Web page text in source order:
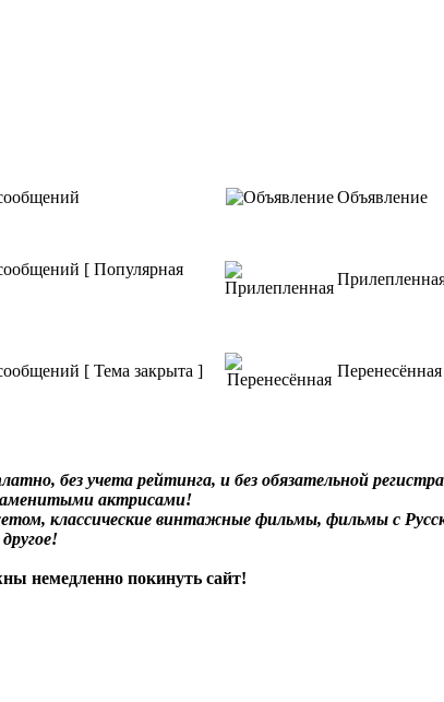
Объявление
[ Популярная
[ Тема закрыта ] Перенесённая
без учета рейтинга, и без обязательной
актрисами!
классические винтажные фильмы, фильмы с
немедленно покинуть сайт!